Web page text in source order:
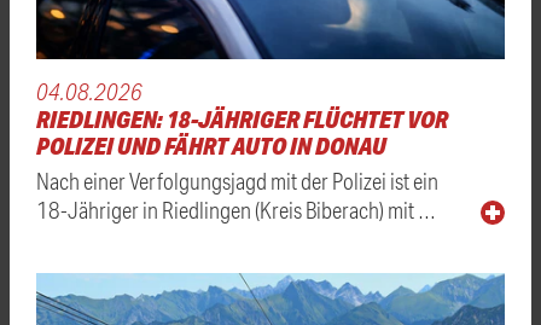
04.08.2026
RIEDLINGEN: 18-JÄHRIGER FLÜCHTET VOR
POLIZEI UND FÄHRT AUTO IN DONAU
Nach einer Verfolgungsjagd mit der Polizei ist ein
18-Jähriger in Riedlingen (Kreis Biberach) mit …